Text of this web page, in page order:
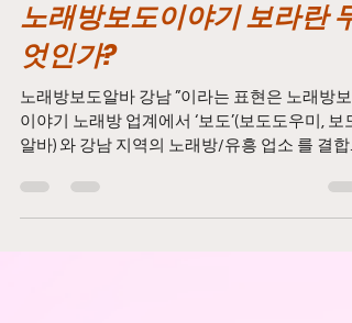
노래방보도이야기 보라란 무
엇인가?
노래방보도알바 강남 ”이라는 표현은 노래방보도
이야기 노래방 업계에서 ‘보도’(보도도우미, 보도
합니다: 노래방보도이야기 📌 1. 노래방 보도란